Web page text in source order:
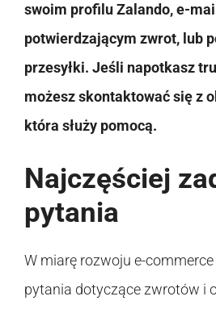
swoim profilu Zalando, e-
potwierdzającym zwrot, lub
przesyłki. Jeśli napotkasz
możesz skontaktować się z
która służy pomocą.
Najczęściej
pytania
W miarę rozwoju e-
pytania dotyczące zwrotów i